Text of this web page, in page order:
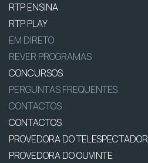
RTP ENSINA
RTP PLAY
EM DIRETO
REVER PROGRAMAS
CONCURSOS
PERGUNTAS FREQUENTES
CONTACTOS
CONTACTOS
PROVEDORA DO TELESPECTADOR
PROVEDORA DO OUVINTE